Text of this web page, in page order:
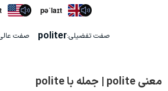
pəˈlaɪt
صفت تفضیلی:politer صفت
معنی polite | جمله با polite